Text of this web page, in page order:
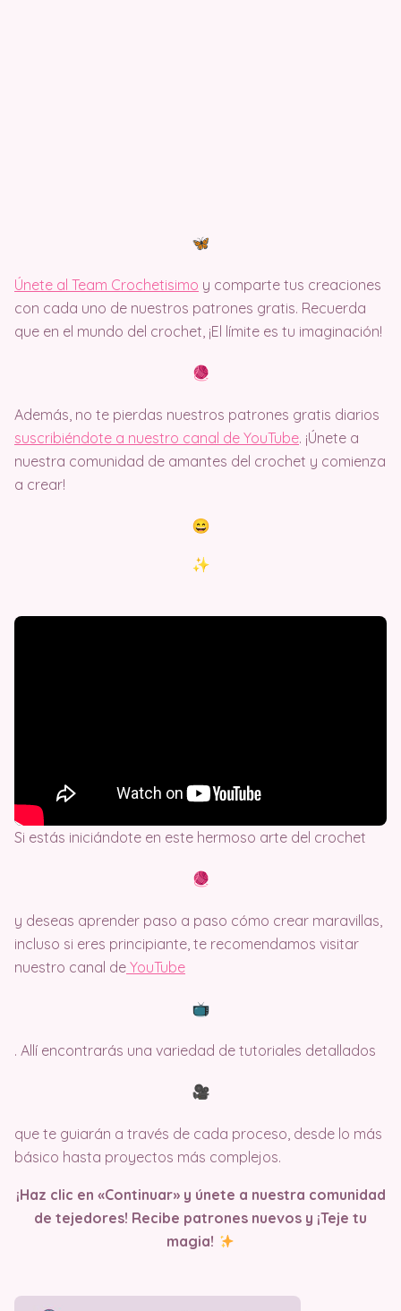
Únete al Team Crochetisimo y comparte tus creaciones
con cada uno de nuestros patrones gratis. Recuerda
que en el mundo del crochet, ¡El límite es tu imaginación!
Además, no te pierdas nuestros patrones gratis diarios
suscribiéndote a nuestro canal de YouTube. ¡Únete a
nuestra comunidad de amantes del crochet y comienza
a crear!
Si estás iniciándote en este hermoso arte del crochet
y deseas aprender paso a paso cómo crear maravillas,
incluso si eres principiante, te recomendamos visitar
nuestro canal de YouTube
. Allí encontrarás una variedad de tutoriales detallados
que te guiarán a través de cada proceso, desde lo más
básico hasta proyectos más complejos.
¡Haz clic en «Continuar» y únete a nuestra comunidad
de tejedores! Recibe patrones nuevos y ¡Teje tu
magia!